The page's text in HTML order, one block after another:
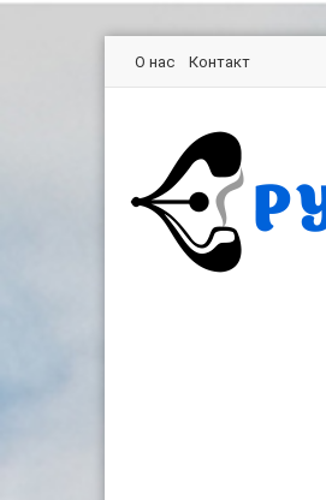
О нас Контакт